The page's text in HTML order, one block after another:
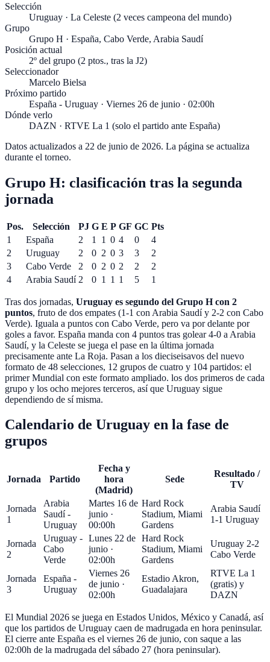
Selección
Uruguay · La Celeste (2 veces campeona del mundo)
Grupo
Grupo H · España, Cabo Verde, Arabia Saudí
Posición actual
2º del grupo (2 ptos., tras la J2)
Seleccionador
Marcelo Bielsa
Próximo partido
España - Uruguay · Viernes 26 de junio · 02:00h
Dónde verlo
DAZN · RTVE La 1 (solo el partido ante España)
Datos actualizados a 22 de junio de 2026. La página se actualiza
durante el torneo.
Grupo H: clasificación tras la segunda
jornada
Pos. Selección PJ G E P GF GC Pts
1
España 2 1 1 0 4 0
4
2
Uruguay 2 0 2 0 3 3
2
3
Cabo Verde 2 0 2 0 2 2
2
4
Arabia Saudí 2 0 1 1 1 5 1
Tras dos jornadas, Uruguay es segundo del Grupo H con 2
puntos, fruto de dos empates (1-1 con Arabia Saudí y 2-2 con Cabo
Verde). Iguala a puntos con Cabo Verde, pero va por delante por
goles a favor. España manda con 4 puntos tras golear 4-0 a Arabia
Saudí, y la Celeste se juega el pase en la última jornada
precisamente ante La Roja. Pasan a los dieciseisavos del nuevo
formato de 48 selecciones, 12 grupos de cuatro y 104 partidos: el
primer Mundial con este formato ampliado. los dos primeros de cada
grupo y los ocho mejores terceros, así que Uruguay sigue
dependiendo de sí misma.
Calendario de Uruguay en la fase de
grupos
Jornada Partido
Fecha y
hora
(Madrid)
Sede
Resultado /
TV
Jornada
1
Arabia
Saudí -
Uruguay
Martes 16 de
junio ·
00:00h
Hard Rock
Stadium, Miami
Gardens
Arabia Saudí
1-1 Uruguay
Jornada
2
Uruguay -
Cabo
Verde
Lunes 22 de
junio ·
02:00h
Hard Rock
Stadium, Miami
Gardens
Uruguay 2-2
Cabo Verde
Jornada
3
España -
Uruguay
Viernes 26
de junio ·
02:00h
Estadio Akron,
Guadalajara
RTVE La 1
(gratis) y
DAZN
El Mundial 2026 se juega en Estados Unidos, México y Canadá, así
que los partidos de Uruguay caen de madrugada en hora peninsular.
El cierre ante España es el viernes 26 de junio, con saque a las
02:00h de la madrugada del sábado 27 (hora peninsular).